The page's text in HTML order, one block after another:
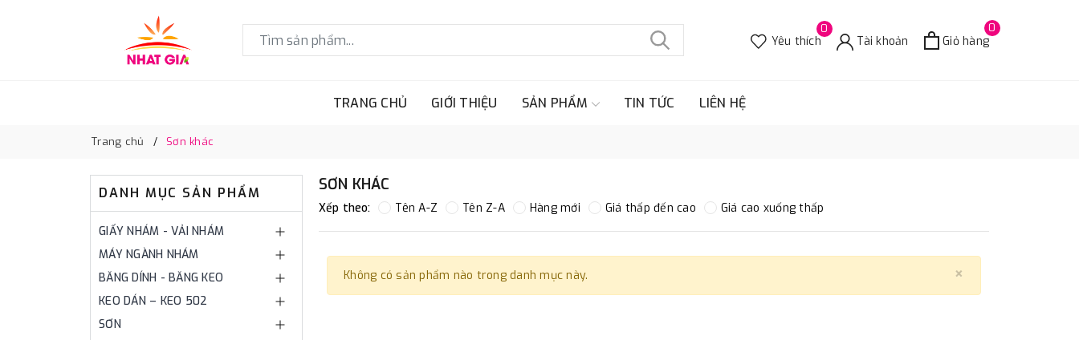
0
Yêu thích Tài khoản
0
Giỏ hàng
TRANG CHỦ GIỚI THIỆU SẢN PHẨM TIN TỨC LIÊN HỆ
Trang chủ Sơn khác
DANH MỤC SẢN PHẨM
GIẤY NHÁM - VẢI NHÁM
MÁY NGÀNH NHÁM
BĂNG DÍNH - BĂNG KEO
KEO DÁN – KEO 502
SƠN
SƠN KHÁC
Xếp theo: Tên A-Z Tên Z-A Hàng mới Giá thấp đến cao Giá cao xuống thấp
×
Không có sản phẩm nào trong danh mục này.